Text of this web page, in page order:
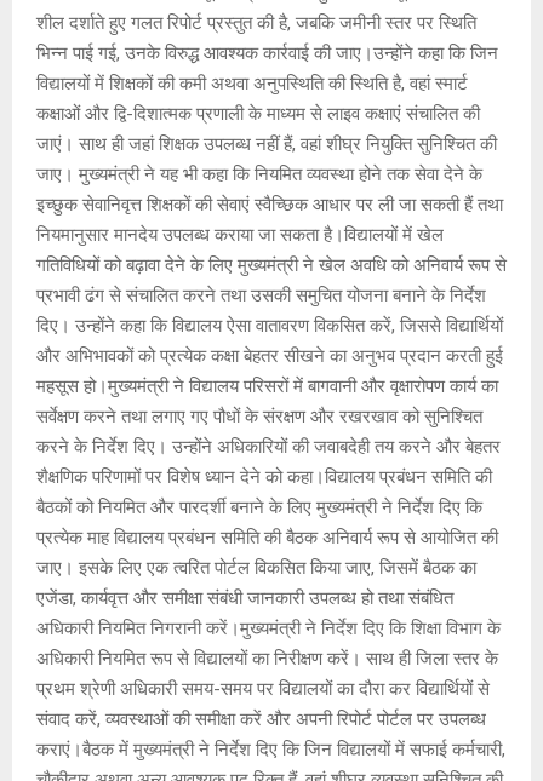
शील दर्शाते हुए गलत रिपोर्ट प्रस्तुत की है, जबकि जमीनी स्तर पर स्थिति
भिन्न पाई गई, उनके विरुद्ध आवश्यक कार्रवाई की जाए।उन्होंने कहा कि जिन
विद्यालयों में शिक्षकों की कमी अथवा अनुपस्थिति की स्थिति है, वहां स्मार्ट
कक्षाओं और द्वि-दिशात्मक प्रणाली के माध्यम से लाइव कक्षाएं संचालित की
जाएं। साथ ही जहां शिक्षक उपलब्ध नहीं हैं, वहां शीघ्र नियुक्ति सुनिश्चित की
जाए। मुख्यमंत्री ने यह भी कहा कि नियमित व्यवस्था होने तक सेवा देने के
इच्छुक सेवानिवृत्त शिक्षकों की सेवाएं स्वैच्छिक आधार पर ली जा सकती हैं तथा
नियमानुसार मानदेय उपलब्ध कराया जा सकता है।विद्यालयों में खेल
गतिविधियों को बढ़ावा देने के लिए मुख्यमंत्री ने खेल अवधि को अनिवार्य रूप से
प्रभावी ढंग से संचालित करने तथा उसकी समुचित योजना बनाने के निर्देश
दिए। उन्होंने कहा कि विद्यालय ऐसा वातावरण विकसित करें, जिससे विद्यार्थियों
और अभिभावकों को प्रत्येक कक्षा बेहतर सीखने का अनुभव प्रदान करती हुई
महसूस हो।मुख्यमंत्री ने विद्यालय परिसरों में बागवानी और वृक्षारोपण कार्य का
सर्वेक्षण करने तथा लगाए गए पौधों के संरक्षण और रखरखाव को सुनिश्चित
करने के निर्देश दिए। उन्होंने अधिकारियों की जवाबदेही तय करने और बेहतर
शैक्षणिक परिणामों पर विशेष ध्यान देने को कहा।विद्यालय प्रबंधन समिति की
बैठकों को नियमित और पारदर्शी बनाने के लिए मुख्यमंत्री ने निर्देश दिए कि
प्रत्येक माह विद्यालय प्रबंधन समिति की बैठक अनिवार्य रूप से आयोजित की
जाए। इसके लिए एक त्वरित पोर्टल विकसित किया जाए, जिसमें बैठक का
एजेंडा, कार्यवृत्त और समीक्षा संबंधी जानकारी उपलब्ध हो तथा संबंधित
अधिकारी नियमित निगरानी करें।मुख्यमंत्री ने निर्देश दिए कि शिक्षा विभाग के
अधिकारी नियमित रूप से विद्यालयों का निरीक्षण करें। साथ ही जिला स्तर के
प्रथम श्रेणी अधिकारी समय-समय पर विद्यालयों का दौरा कर विद्यार्थियों से
संवाद करें, व्यवस्थाओं की समीक्षा करें और अपनी रिपोर्ट पोर्टल पर उपलब्ध
कराएं।बैठक में मुख्यमंत्री ने निर्देश दिए कि जिन विद्यालयों में सफाई कर्मचारी,